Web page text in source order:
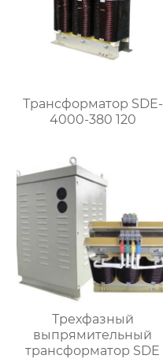
Трансформатор SDE-
4000-380 120
Трехфазный
выпрямительный
трансформатор SDE